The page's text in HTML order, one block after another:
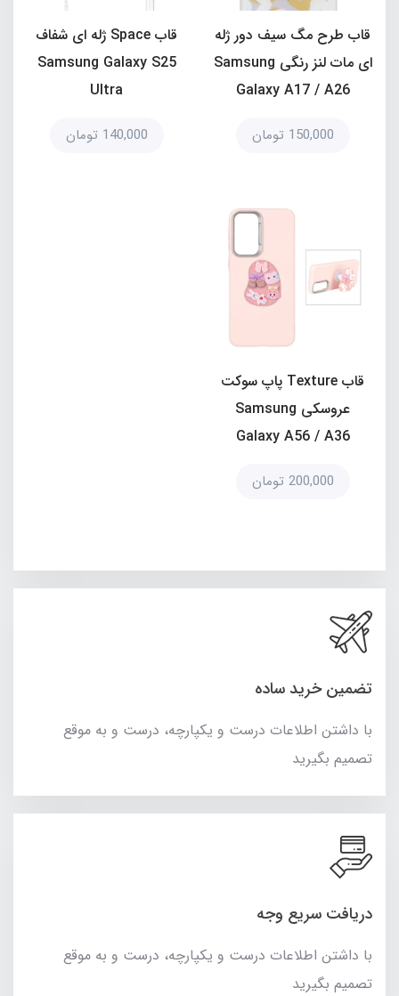
قاب طرح مگ سیف دور ژله
ای مات لنز رنگی Samsung
Galaxy A17 / A26
150,000 تومان
قاب Space ژله ای شفاف
Samsung Galaxy S25
Ultra
140,000 تومان
قاب Texture پاپ سوکت
عروسکی Samsung
Galaxy A56 / A36
200,000 تومان
تضمین خرید ساده
با داشتن اطلاعات درست و یکپارچه، درست و به موقع
تصمیم بگیرید
دریافت سریع وجه
با داشتن اطلاعات درست و یکپارچه، درست و به موقع
تصمیم بگیرید